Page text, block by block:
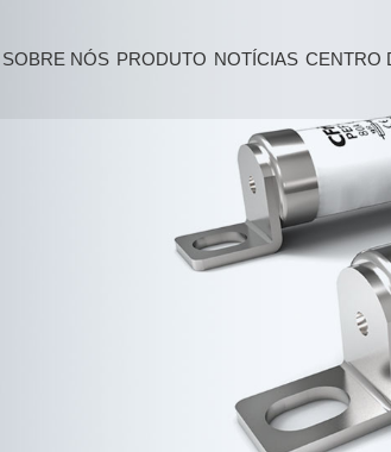
SOBRE NÓS PRODUTO NOTÍCIAS CENTRO